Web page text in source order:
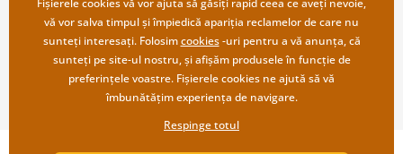
Fișierele cookies vă vor ajuta să găsiți rapid ceea ce aveți nevoie,
vă vor salva timpul și împiedică apariția reclamelor de care nu
sunteți interesați. Folosimcookies-uri pentru a vă anunța, că
sunteți pe site-ul nostru, și afișăm produsele în funcție de
preferințele voastre. Fișierele cookies ne ajută să vă
îmbunătățim experiența de navigare.
Respinge totul